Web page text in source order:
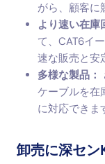
がら、顧客に
より速い在庫
て、CAT6イ
速な販売と安
多様な製品：
ケーブルを在
に対応できま
卸売に深セ